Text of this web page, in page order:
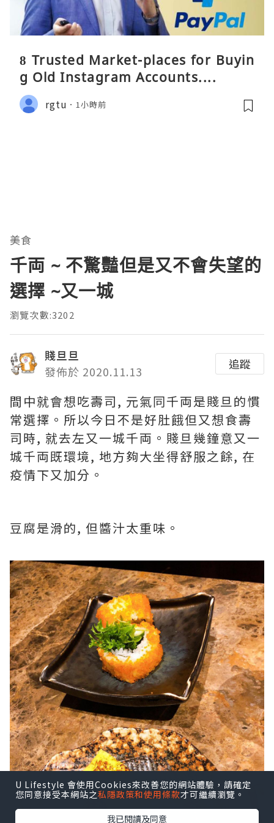
8 Trusted Market-places for Buyin
g Old Instagram Accounts....
rgtu 1小時前
美食
千両 ~ 不驚豔但是又不會失望的
選擇 ~又一城
瀏覽次數:3202
賤旦旦
發佈於 2020.11.13
追蹤
間中就會想吃壽司, 元氣同千両是賤旦的慣
常選擇。所以今日不是好肚餓但又想食壽
司時, 就去左又一城千両。賤旦幾鐘意又一
城千両既環境, 地方夠大坐得舒服之餘, 在
疫情下又加分。
U Lifestyle 會使用Cookies來改善您的網站體驗，請確定
您同意接受本網站之私隱政策和使用條款才可繼續瀏覽。
我已閱讀及同意